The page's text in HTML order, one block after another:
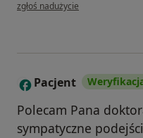
zgłoś nadużycie
P Pacjent
Polecam Pana
sympatyczne